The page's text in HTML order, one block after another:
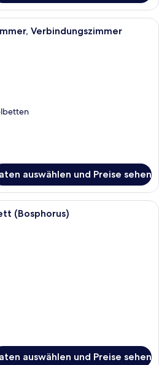
46-Zoll-LED-Fernseher mit
Verbindungszimmer
auswählen und Preise sehen
Ein Hotelzimmer mit einem großen
(Bosphorus)
auswählen und Preise sehen